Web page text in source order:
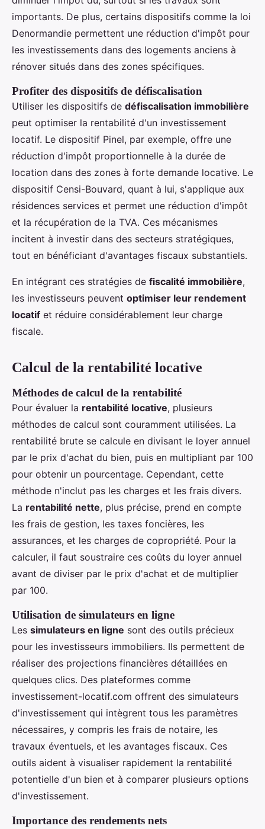
importants. De plus, certains dispositifs comme la loi
Denormandie permettent une réduction d'impôt pour
les investissements dans des logements anciens à
rénover situés dans des zones spécifiques.
Profiter des dispositifs de défiscalisation
Utiliser les dispositifs de défiscalisation immobilière
peut optimiser la rentabilité d'un investissement
locatif. Le dispositif Pinel, par exemple, offre une
réduction d'impôt proportionnelle à la durée de
location dans des zones à forte demande locative. Le
dispositif Censi-Bouvard, quant à lui, s'applique aux
résidences services et permet une réduction d'impôt
et la récupération de la TVA. Ces mécanismes
incitent à investir dans des secteurs stratégiques,
tout en bénéficiant d'avantages fiscaux substantiels.
En intégrant ces stratégies de fiscalité immobilière,
les investisseurs peuvent optimiser leur rendement
locatif et réduire considérablement leur charge
fiscale.
Calcul de la rentabilité locative
Méthodes de calcul de la rentabilité
Pour évaluer la rentabilité locative, plusieurs
méthodes de calcul sont couramment utilisées. La
rentabilité brute se calcule en divisant le loyer annuel
par le prix d'achat du bien, puis en multipliant par 100
pour obtenir un pourcentage. Cependant, cette
méthode n'inclut pas les charges et les frais divers.
La rentabilité nette, plus précise, prend en compte
les frais de gestion, les taxes foncières, les
assurances, et les charges de copropriété. Pour la
calculer, il faut soustraire ces coûts du loyer annuel
avant de diviser par le prix d'achat et de multiplier
par 100.
Utilisation de simulateurs en ligne
Les simulateurs en ligne sont des outils précieux
pour les investisseurs immobiliers. Ils permettent de
réaliser des projections financières détaillées en
quelques clics. Des plateformes comme
investissement-locatif.com offrent des simulateurs
d'investissement qui intègrent tous les paramètres
nécessaires, y compris les frais de notaire, les
travaux éventuels, et les avantages fiscaux. Ces
outils aident à visualiser rapidement la rentabilité
potentielle d'un bien et à comparer plusieurs options
d'investissement.
Importance des rendements nets